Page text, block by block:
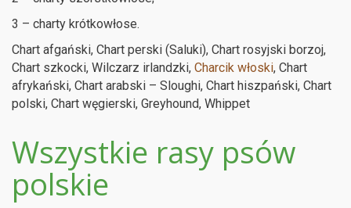
3 – charty krótkowłose.
Chart afgański, Chart perski (Saluki), Chart rosyjski borzoj,
Chart szkocki, Wilczarz irlandzki, Charcik włoski, Chart
afrykański, Chart arabski – Sloughi, Chart hiszpański, Chart
polski, Chart węgierski, Greyhound, Whippet
Wszystkie rasy psów
polskie